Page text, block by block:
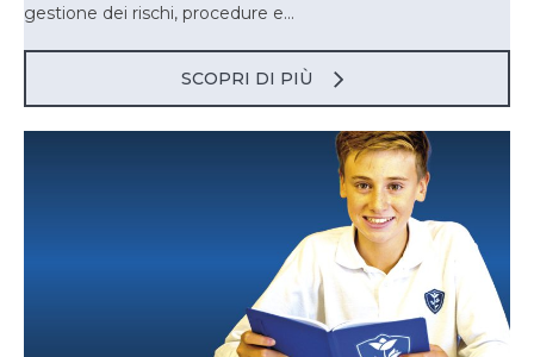
gestione dei rischi, procedure e...
SCOPRI DI PIÙ